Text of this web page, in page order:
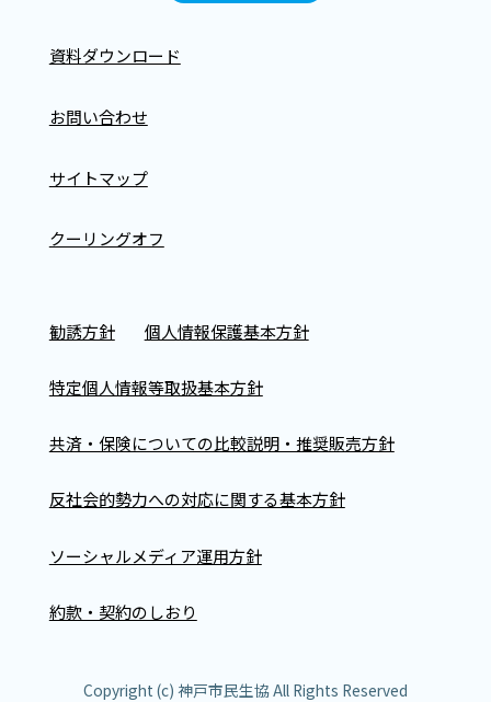
資料ダウンロード
お問い合わせ
サイトマップ
クーリングオフ
勧誘方針 個人情報保護基本方針
特定個人情報等取扱基本方針
共済・保険についての比較説明・推奨販売方針
反社会的勢力への対応に関する基本方針
ソーシャルメディア運用方針
約款・契約のしおり
Copyright (c) 神戸市民生協 All Rights Reserved